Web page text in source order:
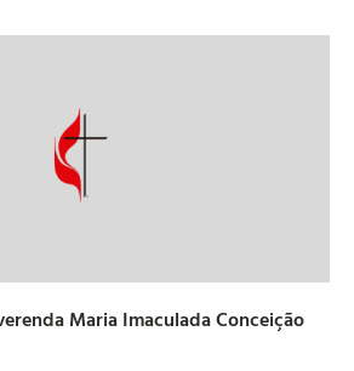
Maria Imaculada Conceição